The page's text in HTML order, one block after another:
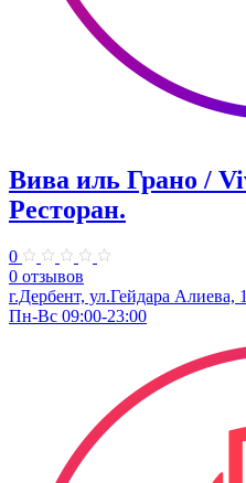
Вива иль Грано /
Ресторан.
0
0 отзывов
г.Дербент, ул.Гейдара Алиева,
Пн-Вс 09:00-23:00